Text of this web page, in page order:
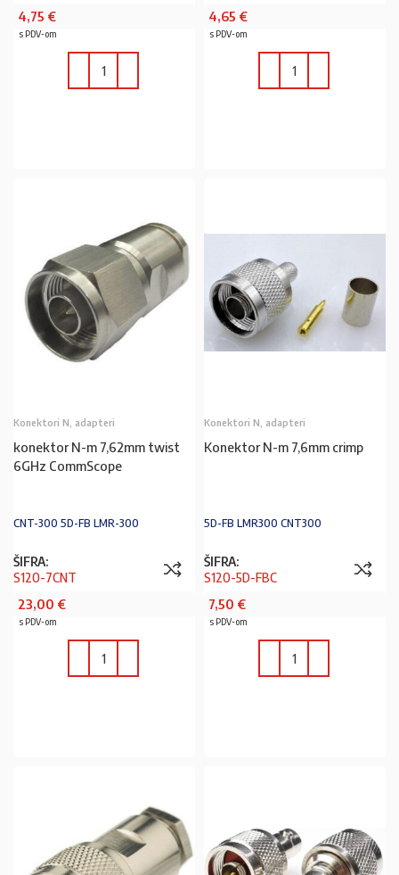
4,75 €
s PDV-om
4,65 €
s PDV-om
Konektori N, adapteri
konektor N-m 7,62mm twist
6GHz CommScope
CNT-300 5D-FB LMR-300
ŠIFRA:
S120-7CNT
23,00 €
s PDV-om
Konektori N, adapteri
Konektor N-m 7,6mm crimp
5D-FB LMR300 CNT300
ŠIFRA:
S120-5D-FBC
7,50 €
s PDV-om